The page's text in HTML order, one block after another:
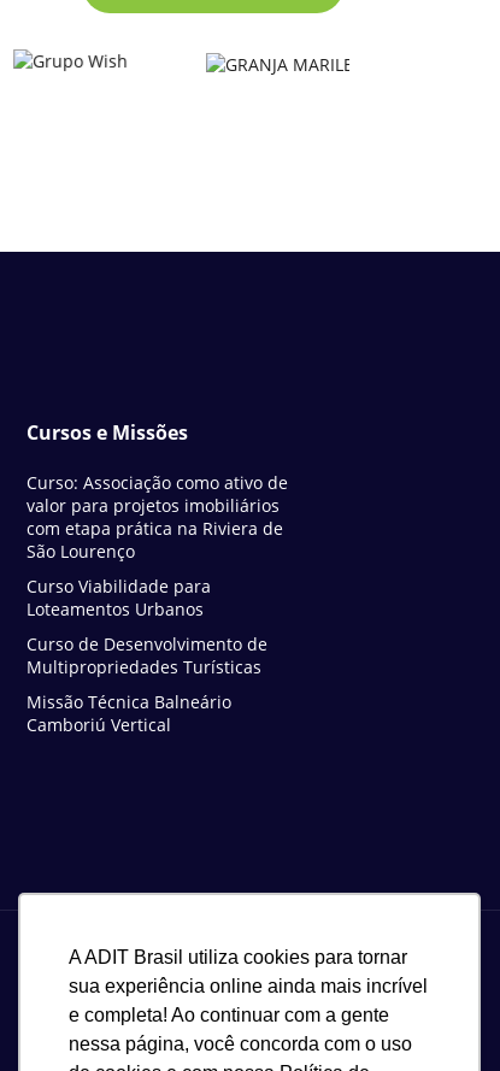
A ADIT Brasil utiliza cookies para tornar
sua experiência online ainda mais incrível
e completa! Ao continuar com a gente
nessa página, você concorda com o uso
Cursos e Missões
Curso: Associação como ativo de
valor para projetos imobiliários
com etapa prática na Riviera de
São Lourenço
Curso Viabilidade para
Loteamentos Urbanos
Curso de Desenvolvimento de
Multipropriedades Turísticas
Missão Técnica Balneário
Camboriú Vertical